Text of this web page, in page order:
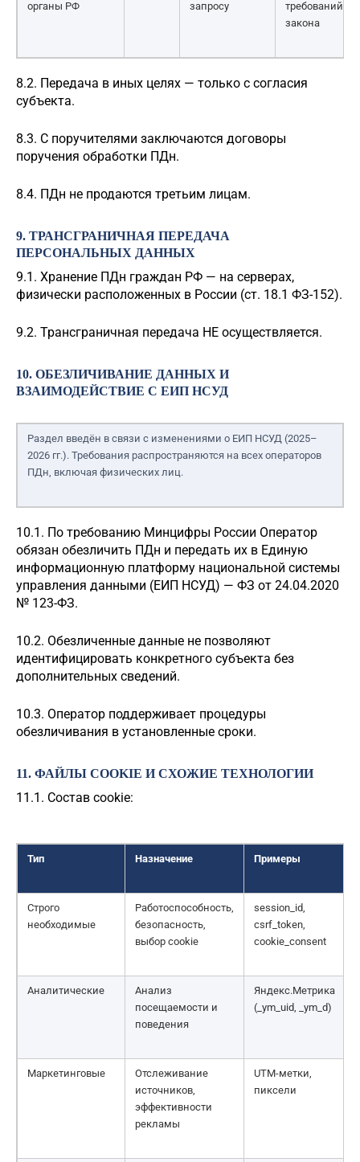
органы РФ
запросу
требований
закона
8.2. Передача в иных целях — только с согласия
субъекта.
8.3. С поручителями заключаются договоры
поручения обработки ПДн.
8.4. ПДн не продаются третьим лицам.
9. ТРАНСГРАНИЧНАЯ ПЕРЕДАЧА
ПЕРСОНАЛЬНЫХ ДАННЫХ
9.1. Хранение ПДн граждан РФ — на серверах,
физически расположенных в России (ст. 18.1 ФЗ-152).
9.2. Трансграничная передача НЕ осуществляется.
10. ОБЕЗЛИЧИВАНИЕ ДАННЫХ И
ВЗАИМОДЕЙСТВИЕ С ЕИП НСУД
Раздел введён в связи с изменениями о ЕИП НСУД (2025–
2026 гг.). Требования распространяются на всех операторов
ПДн, включая физических лиц.
10.1. По требованию Минцифры России Оператор
обязан обезличить ПДн и передать их в Единую
информационную платформу национальной системы
управления данными (ЕИП НСУД) — ФЗ от 24.04.2020
№ 123-ФЗ.
10.2. Обезличенные данные не позволяют
идентифицировать конкретного субъекта без
дополнительных сведений.
10.3. Оператор поддерживает процедуры
обезличивания в установленные сроки.
11. ФАЙЛЫ COOKIE И СХОЖИЕ ТЕХНОЛОГИИ
11.1. Состав cookie:
Тип Назначение Примеры
Строго
необходимые
Работоспособность,
безопасность,
выбор cookie
session_id,
csrf_token,
cookie_consent
Аналитические
Анализ
посещаемости и
поведения
Яндекс.Метрика
(_ym_uid, _ym_d)
Маркетинговые
Отслеживание
источников,
эффективности
рекламы
UTM-метки,
пиксели